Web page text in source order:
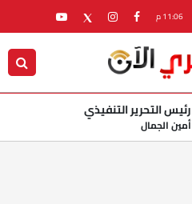
رئيس التحرير التنفيذي
أمين الجمال